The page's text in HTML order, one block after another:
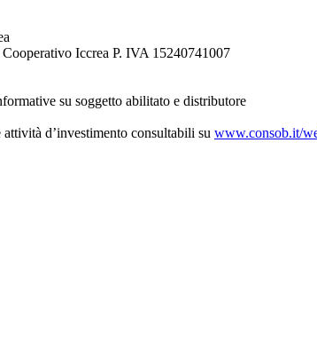
Iccrea P. IVA 15240741007
su soggetto abilitato e distributore
d’investimento consultabili su www.consob.it/